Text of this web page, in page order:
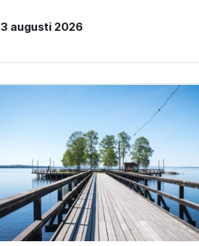
3 augusti 2026